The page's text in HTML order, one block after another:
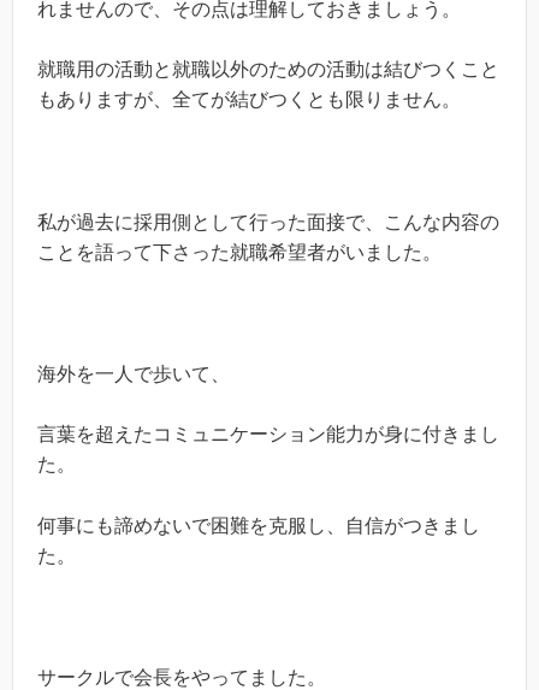
れませんので、その点は理解しておきましょう。
就職用の活動と就職以外のための活動は結びつくこと
もありますが、全てが結びつくとも限りません。
私が過去に採用側として行った面接で、こんな内容の
ことを語って下さった就職希望者がいました。
海外を一人で歩いて、
言葉を超えたコミュニケーション能力が身に付きまし
た。
何事にも諦めないで困難を克服し、自信がつきまし
た。
サークルで会長をやってました。